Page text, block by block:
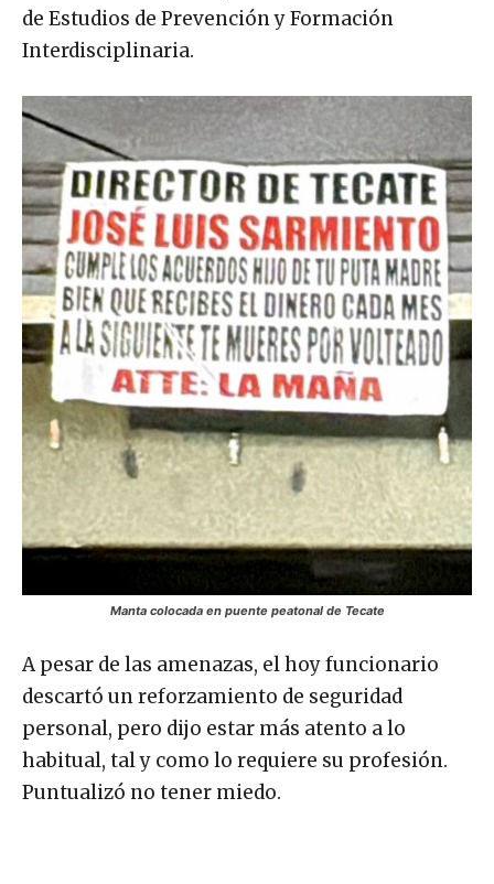
de Estudios de Prevención y Formación
Interdisciplinaria.
Manta colocada en puente peatonal de Tecate
A pesar de las amenazas, el hoy funcionario
descartó un reforzamiento de seguridad
personal, pero dijo estar más atento a lo
habitual, tal y como lo requiere su profesión.
Puntualizó no tener miedo.